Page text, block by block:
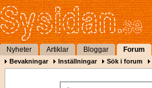
Nyheter Artiklar Bloggar Forum
Bevakningar Inställningar Sök i forum